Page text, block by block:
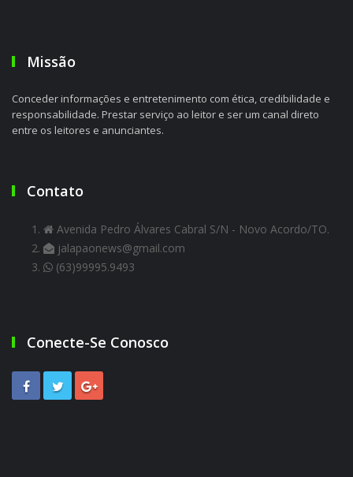
Missão
Conceder informações e entretenimento com ética, credibilidade e
responsabilidade. Prestar serviço ao leitor e ser um canal direto
entre os leitores e anunciantes.
Contato
Avenida Pedro Álvares Cabral S/N - Novo Acordo/TO.
jalapaonews@gmail.com
(63)99995.9493
Conecte-Se Conosco